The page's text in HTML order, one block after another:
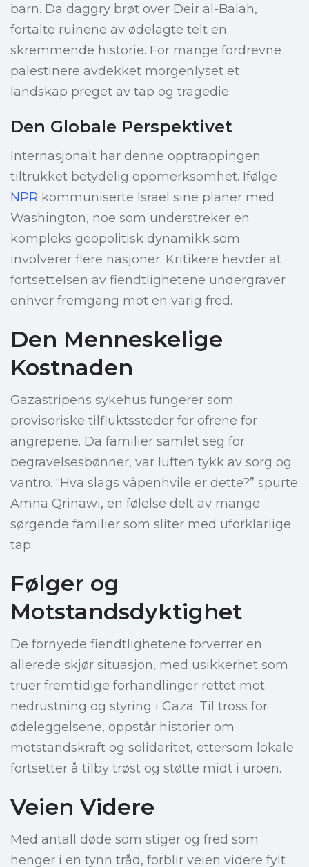
barn. Da daggry brøt over Deir al-Balah,
fortalte ruinene av ødelagte telt en
skremmende historie. For mange fordrevne
palestinere avdekket morgenlyset et
landskap preget av tap og tragedie.
Den Globale Perspektivet
Internasjonalt har denne opptrappingen
tiltrukket betydelig oppmerksomhet. Ifølge
NPR kommuniserte Israel sine planer med
Washington, noe som understreker en
kompleks geopolitisk dynamikk som
involverer flere nasjoner. Kritikere hevder at
fortsettelsen av fiendtlighetene undergraver
enhver fremgang mot en varig fred.
Den Menneskelige
Kostnaden
Gazastripens sykehus fungerer som
provisoriske tilfluktssteder for ofrene for
angrepene. Da familier samlet seg for
begravelsesbønner, var luften tykk av sorg og
vantro. “Hva slags våpenhvile er dette?” spurte
Amna Qrinawi, en følelse delt av mange
sørgende familier som sliter med uforklarlige
tap.
Følger og
Motstandsdyktighet
De fornyede fiendtlighetene forverrer en
allerede skjør situasjon, med usikkerhet som
truer fremtidige forhandlinger rettet mot
nedrustning og styring i Gaza. Til tross for
ødeleggelsene, oppstår historier om
motstandskraft og solidaritet, ettersom lokale
fortsetter å tilby trøst og støtte midt i uroen.
Veien Videre
Med antall døde som stiger og fred som
henger i en tynn tråd, forblir veien videre fylt